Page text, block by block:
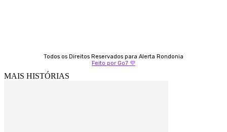
Todos os Direitos Reservados para Alerta Rondonia
Feito por Go7 💜
MAIS HISTÓRIAS